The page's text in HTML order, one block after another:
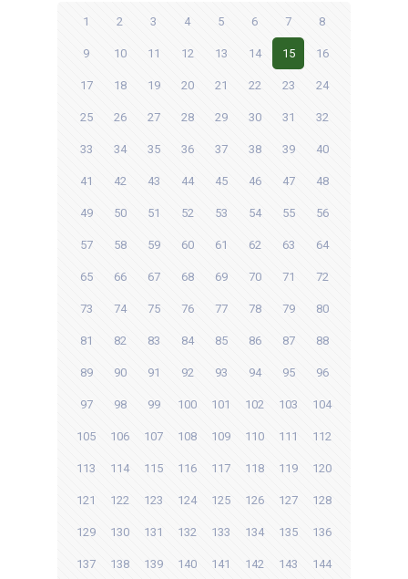
1 2 3 4 5 6 7 8
9 10 11 12 13 14 15 16
17 18 19 20 21 22 23 24
25 26 27 28 29 30 31 32
33 34 35 36 37 38 39 40
41 42 43 44 45 46 47 48
49 50 51 52 53 54 55 56
57 58 59 60 61 62 63 64
65 66 67 68 69 70 71 72
73 74 75 76 77 78 79 80
81 82 83 84 85 86 87 88
89 90 91 92 93 94 95 96
97 98 99 100 101 102 103 104
105 106 107 108 109 110 111 112
113 114 115 116 117 118 119 120
121 122 123 124 125 126 127 128
129 130 131 132 133 134 135 136
137 138 139 140 141 142 143 144